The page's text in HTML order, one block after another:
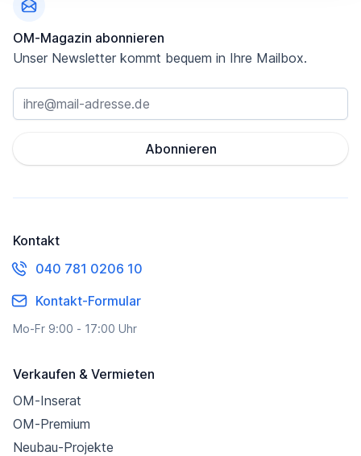
OM-Magazin abonnieren
Unser Newsletter kommt bequem in Ihre Mailbox.
Abonnieren
Kontakt
040 781 0206 10
Kontakt-Formular
Mo-Fr 9:00 - 17:00 Uhr
Verkaufen & Vermieten
OM-Inserat
OM-Premium
Neubau-Projekte